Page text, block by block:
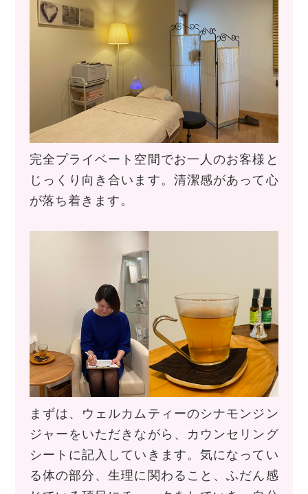
完全プライベート空間でお一人のお客様と
じっくり向き合います。清潔感があって心
が落ち着きます。
まずは、ウェルカムティーのシナモンジン
ジャーをいただきながら、カウンセリング
シートに記入していきます。気になってい
る体の部分、生理に関わること、ふだん感